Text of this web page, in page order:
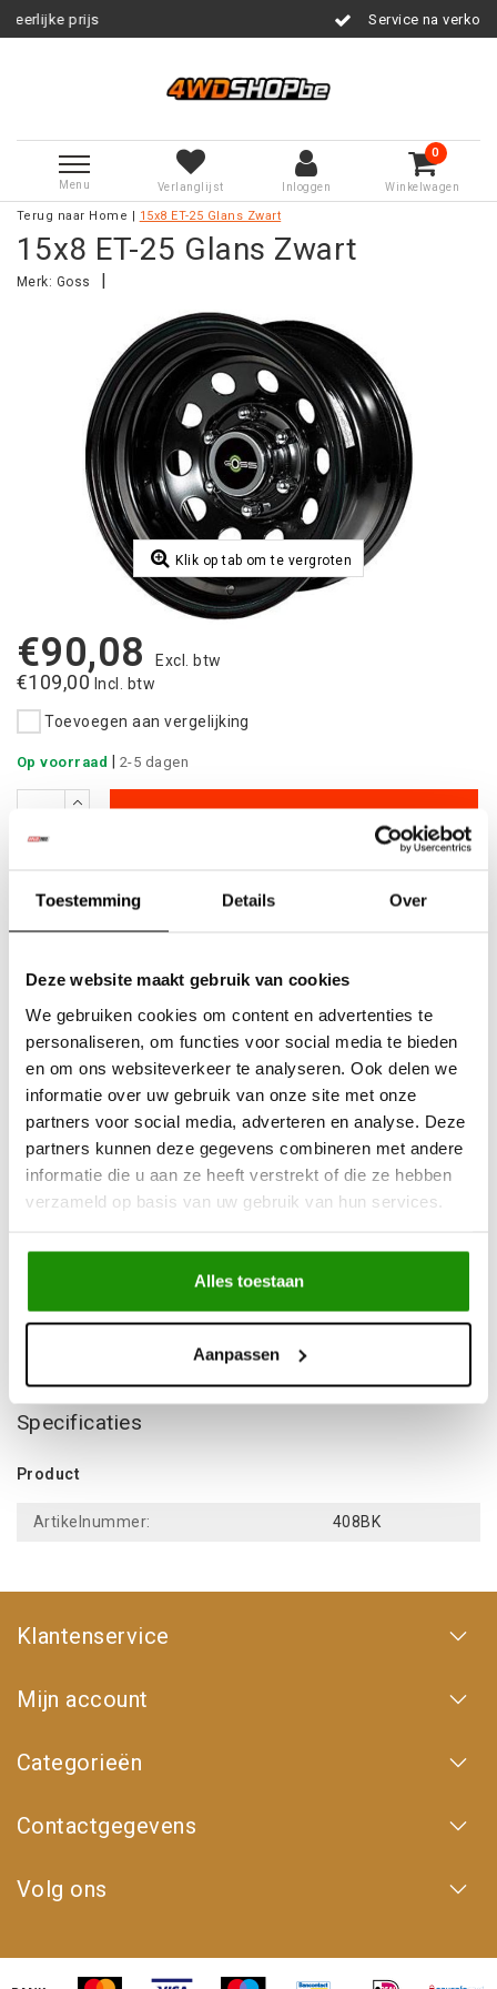
Toestemming Details Over
Deze website maakt gebruik van cookies
We gebruiken cookies om content en advertenties te
personaliseren, om functies voor social media te bieden
en om ons websiteverkeer te analyseren. Ook delen we
informatie over uw gebruik van onze site met onze
partners voor social media, adverteren en analyse. Deze
partners kunnen deze gegevens combineren met andere
informatie die u aan ze heeft verstrekt of die ze hebben
verzameld op basis van uw gebruik van hun services.
Alles toestaan
Aanpassen
Service na verkoop
Menu Verlanglijst Inloggen
0
Winkelwagen
Terug naar Home 15x8 ET-25 Glans Zwart
15x8 ET-25 Glans Zwart
Merk: Goss
Klik op tab om te vergroten
€90,08 Excl. btw
€109,00 Incl. btw
Toevoegen aan vergelijking
Op voorraad 2-5 dagen
Betaalbarekwalitatieve producten
voorraad
leverbaar
Verzending door heel Europa
+500nieuweproducten
Deel dit product
Informatie
15 inch- 8 Breed- ET -25 - 6x139.7 – CB 110
Niet gevonden wat je zocht?
Laat ons helpen!
Specificaties
Product
Artikelnummer: 408BK
Klantenservice
Mijn account
Categorieën
Contactgegevens
Volg ons